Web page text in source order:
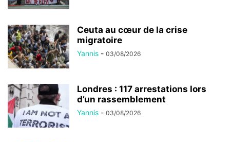
Ceuta au cœur de la crise
migratoire
Yannis - 03/08/2026
Londres : 117 arrestations lors
d’un rassemblement
Yannis - 03/08/2026